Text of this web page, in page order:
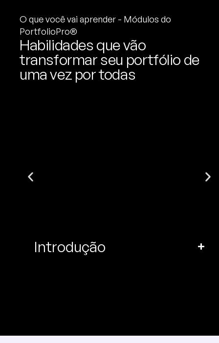
O que você vai aprender - Módulos do
PortfolioPro®
Habilidades que vão
transformar seu portfólio de
uma vez por todas
Introdução